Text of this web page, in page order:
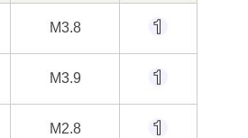
M3.8
M3.9
M2.8